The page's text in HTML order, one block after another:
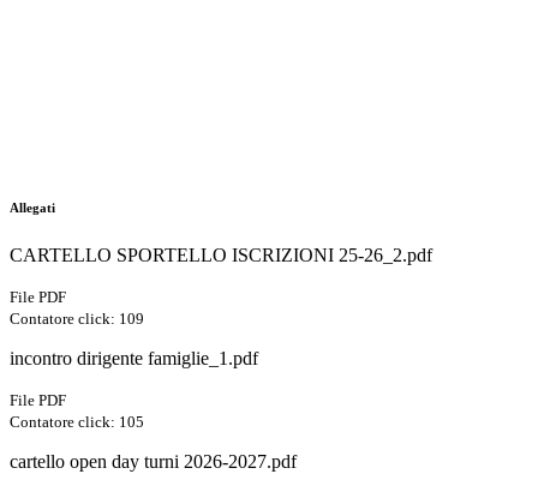
Allegati
CARTELLO SPORTELLO ISCRIZIONI 25-26_2.pdf
File PDF
Contatore click: 109
incontro dirigente famiglie_1.pdf
File PDF
Contatore click: 105
cartello open day turni 2026-2027.pdf